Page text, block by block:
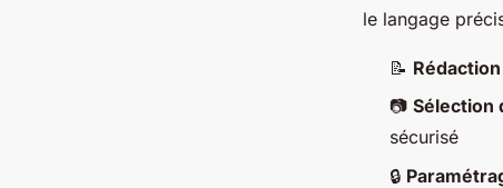
le langage
📝
📷 Sélection
sécurisé
🔒